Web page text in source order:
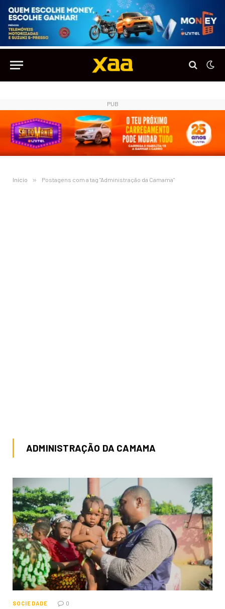
PUB
Início » Postagens com a tag "Administração da Camama"
ADMINISTRAÇÃO DA CAMAMA
SOCIEDADE 0